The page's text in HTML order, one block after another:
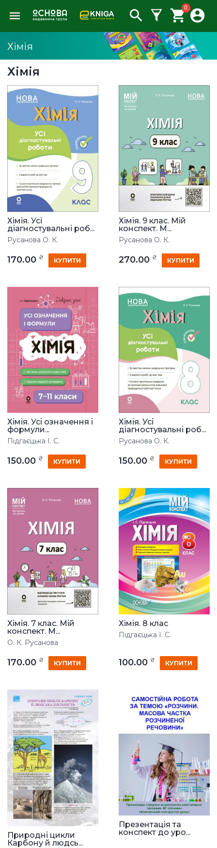
0
Хімія
Хімія
Хімія. Усі
діагностувальні роб...
Русанова О. К.
170.00 ₴ КУПИТИ
Хімія. 9 клас. Мій
конспект. М...
Русанова О. К.
270.00 ₴ КУПИТИ
Хімія. Усі означення і
формули...
Підгаєцька І. С.
150.00 ₴ КУПИТИ
Хімія. Усі
діагностувальні роб...
Русанова О. К.
150.00 ₴ КУПИТИ
Хімія. 7 клас. Мій
конспект. М...
О. К. Русанова
170.00 ₴ КУПИТИ
Хімія. 8 клас
Підгаєцька І. С.
100.00 ₴ КУПИТИ
Природні цикли
Карбону й людсь...
Презентація та
конспект до уро...